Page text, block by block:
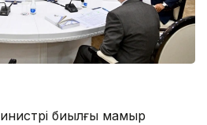
биылғы мамыр